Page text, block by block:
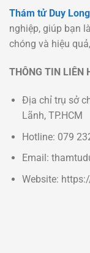
Thám tử Duy Long
nghiệp, giúp bạn
chóng và hiệu
THÔNG TIN LIÊN
Địa chỉ trụ sở
Lãnh, TP.HCM
Hotline: 079
Email:
Website: